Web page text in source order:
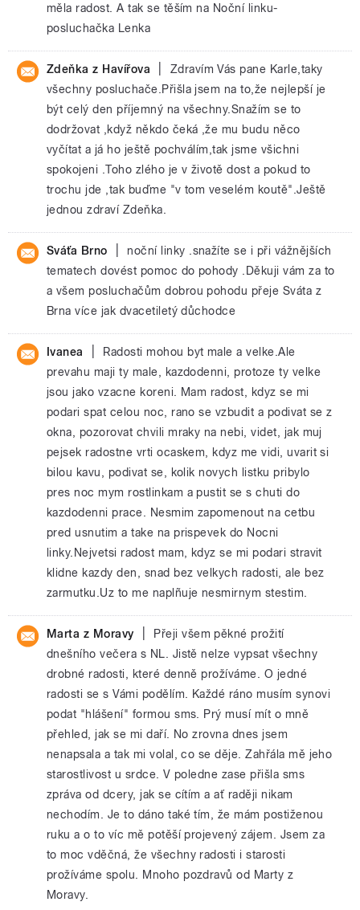
měla radost. A tak se těším na Noční linku-
posluchačka Lenka
Zdeňka z Havířova
Zdravím Vás pane Karle,taky
všechny posluchače.Přišla jsem na to,že nejlepší je
být celý den příjemný na všechny.Snažím se to
dodržovat ,když někdo čeká ,že mu budu něco
vyčítat a já ho ještě pochválím,tak jsme všichni
spokojeni .Toho zlého je v životě dost a pokud to
trochu jde ,tak buďme "v tom veselém koutě".Ještě
jednou zdraví Zdeňka.
Sváťa Brno
noční linky .snažíte se i při vážnějších
tematech dovést pomoc do pohody .Děkuji vám za to
a všem posluchačům dobrou pohodu přeje Sváta z
Brna více jak dvacetiletý důchodce
Ivanea
Radosti mohou byt male a velke.Ale
prevahu maji ty male, kazdodenni, protoze ty velke
jsou jako vzacne koreni. Mam radost, kdyz se mi
podari spat celou noc, rano se vzbudit a podivat se z
okna, pozorovat chvili mraky na nebi, videt, jak muj
pejsek radostne vrti ocaskem, kdyz me vidi, uvarit si
bilou kavu, podivat se, kolik novych listku pribylo
pres noc mym rostlinkam a pustit se s chuti do
kazdodenni prace. Nesmim zapomenout na cetbu
pred usnutim a take na prispevek do Nocni
linky.Nejvetsi radost mam, kdyz se mi podari stravit
klidne kazdy den, snad bez velkych radosti, ale bez
zarmutku.Uz to me naplñuje nesmirnym stestim.
Marta z Moravy
Přeji všem pěkné prožití
dnešního večera s NL. Jistě nelze vypsat všechny
drobné radosti, které denně prožíváme. O jedné
radosti se s Vámi podělím. Každé ráno musím synovi
podat "hlášení" formou sms. Prý musí mít o mně
přehled, jak se mi daří. No zrovna dnes jsem
nenapsala a tak mi volal, co se děje. Zahřála mě jeho
starostlivost u srdce. V poledne zase přišla sms
zpráva od dcery, jak se cítím a ať raději nikam
nechodím. Je to dáno také tím, že mám postiženou
ruku a o to víc mě potěší projevený zájem. Jsem za
to moc vděčná, že všechny radosti i starosti
prožíváme spolu. Mnoho pozdravů od Marty z
Moravy.